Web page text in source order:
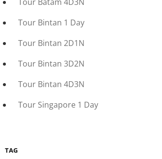
Tour Bintan 1 Day
Tour Bintan 2D1N
Tour Bintan 3D2N
Tour Bintan 4D3N
Tour Singapore 1 Day
TAG